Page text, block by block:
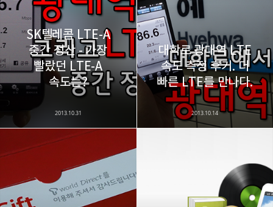
구독하기
카카오스토리 네이버 블로그
SK텔레콤 LTE-A
중간 정산 - 가장
빨랐던 LTE-A
속도는?
2013.10.31
대학로 광대역 LTE
속도 측정 후기. 더
빠른 LTE를 만나다.
2013.10.14